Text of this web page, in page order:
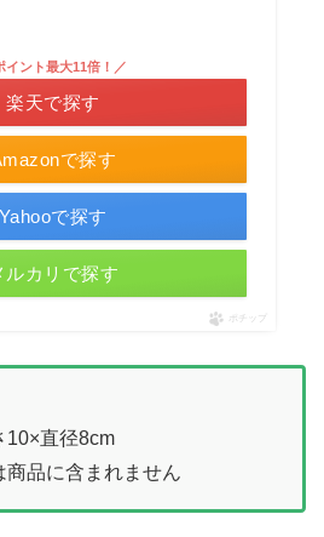
で探す
イント最大11倍！／
楽天で探す
Yahooで探す
ルカリで探す
ポチップ
10×直径8cm
品に含まれません